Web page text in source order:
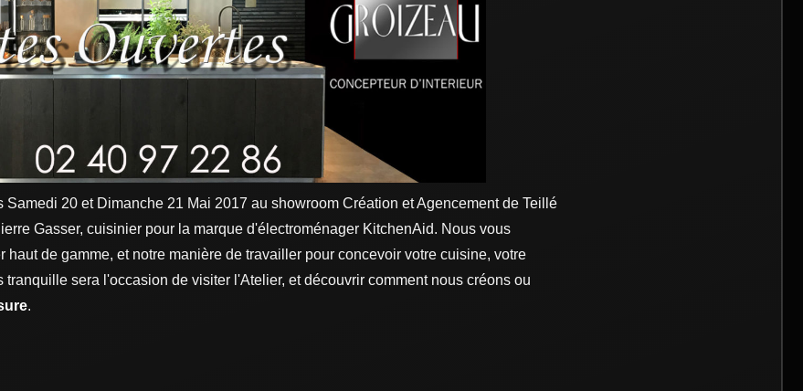
20 et Dimanche 21 Mai 2017 au showroom Création et Agencement de Teillé
Gasser, cuisinier pour la marque d'électroménager KitchenAid. Nous vous
de gamme, et notre manière de travailler pour concevoir votre cuisine, votre
sera l'occasion de visiter l'Atelier, et découvrir comment nous créons ou
.